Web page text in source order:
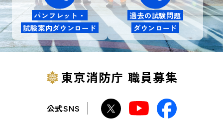
パンフレット・
試験案内ダウンロード
過去の試験問題
ダウンロード
東京消防庁 職員募集
公式SNS